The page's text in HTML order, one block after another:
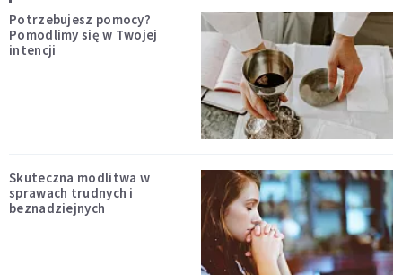
Potrzebujesz pomocy?
Pomodlimy się w Twojej
intencji
Skuteczna modlitwa w
sprawach trudnych i
beznadziejnych